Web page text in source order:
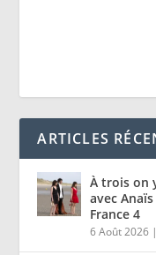
ARTICLES
À trois on
avec
France 4
6 Août 2026 |